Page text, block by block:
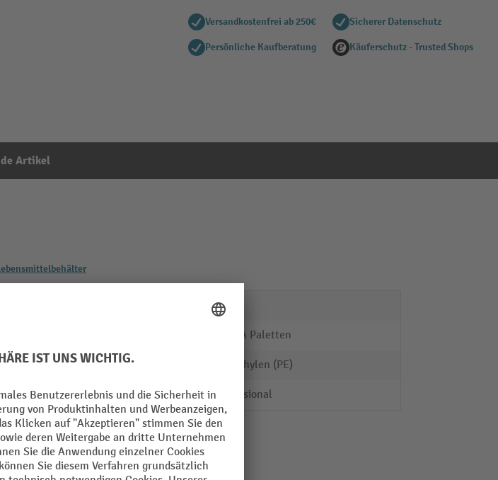
Versandkostenfrei ab 250€ Sicherer Datenschutz
Persönliche Kaufberatung Käuferschutz - Trusted Shops
Artikel
ja
ALPHA Paletten
Material Polyethylen (PE)
Segment Professional